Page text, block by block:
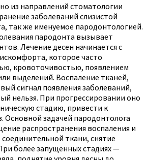
из направлений стоматологии
заболеваний слизистой
так же именуемое пародонтологией.
пародонта вызывает
Лечение десен начинается с
которое часто
кровоточивостью, появлением
выделений. Воспаление тканей,
сигнал появления заболеваний,
нельзя. При прогрессировании оно
стадию, привести к
Основной задачей пародонтолога
распространения воспаления и
ткани, снятие
более запущенных стадиях —